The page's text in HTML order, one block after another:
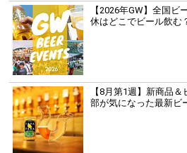
【2026年GW】全国
休はどこでビール飲む
【8月第1週】新商品
部が気になった最新ビ